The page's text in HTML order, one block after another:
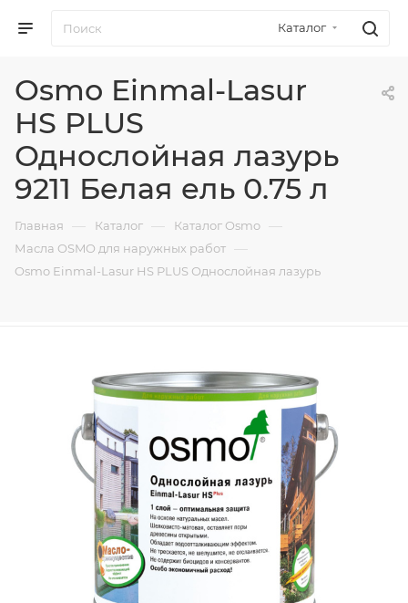
Каталог
Osmo Einmal-Lasur
HS PLUS
Однослойная лазурь
9211 Белая ель 0.75 л
Главная — Каталог — Каталог Osmo —
Масла OSMO для наружных работ —
Osmo Einmal-Lasur HS PLUS Однослойная лазурь